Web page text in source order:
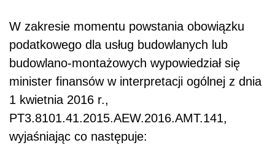
W zakresie momentu powstania obowiązku
podatkowego dla usług budowlanych lub
budowlano-montażowych wypowiedział się
minister finansów w interpretacji ogólnej z dnia
1 kwietnia 2016 r.,
PT3.8101.41.2015.AEW.2016.AMT.141,
wyjaśniając co następuje: